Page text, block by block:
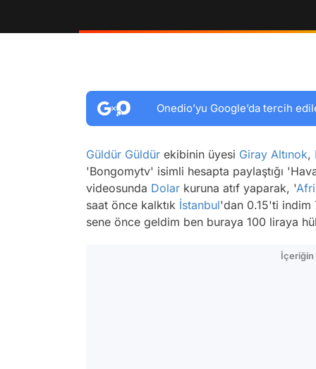
Onedio’yu Google’da tercih
Güldür Güldür ekibinin üyesi Giray Altınok,
'Bongomytv' isimli hesapta paylaştığı
videosunda Dolar kuruna atıf yaparak, '
saat önce kalktık İstanbul'dan 0.15'ti indim
sene önce geldim ben buraya 100 liraya
İçeriğin